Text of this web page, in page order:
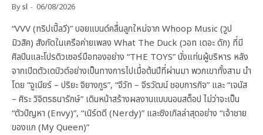
Bysl 06/08/2026
“VVV (ทริปเปิ้ลวี)” บอยแบนด์คลื่นลูกใหม่จาก Whoop Music (วูป
มิวสิค) สังกัดในเครือค่ายเพลง What The Duck (วอท เดอะ ดัก) ที่มี
ศิลปินและโปรดิวเซอร์มือทองอย่าง “THE TOYS” นั่งแท่นผู้บริหาร หลัง
จากเปิดตัวเดบิวต์อย่างเป็นทางการไปเมื่อต้นปีที่ผ่านมา พวกเขาทั้งสาม นำ
โดย “จูเนียร์ – ปริยะ จิยางกูร”, “จีวัท – จีรวัฒน์ ชอบการกิจ” และ “เจนัส
– ศิระ วิจิตรธนารักษ์” เดินหน้าสร้างผลงานแบบนอนสต็อป ไม่ว่าจะเป็น
“ตัวปัญหา (Envy)”, “เนิร์ดดี (Nerdy)” และซิงเกิลล่าสุดอย่าง “เจ้าชาย
ของแก (My Queen)”